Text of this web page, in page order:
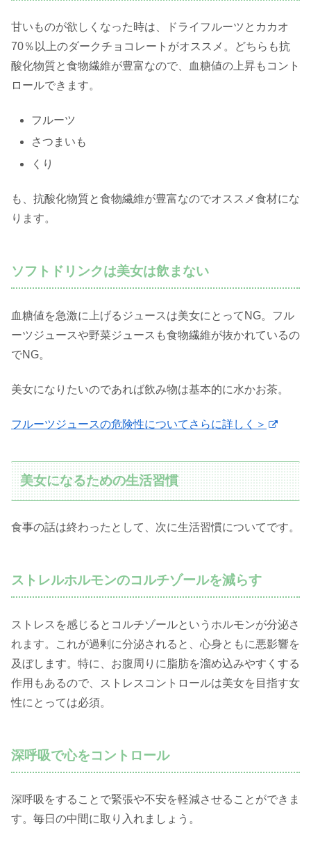
甘いものが欲しくなった時は、ドライフルーツとカカオ
70％以上のダークチョコレートがオススメ。どちらも抗
酸化物質と食物繊維が豊富なので、血糖値の上昇もコント
ロールできます。
フルーツ
さつまいも
くり
も、抗酸化物質と食物繊維が豊富なのでオススメ食材にな
ります。
ソフトドリンクは美女は飲まない
血糖値を急激に上げるジュースは美女にとってNG。フル
ーツジュースや野菜ジュースも食物繊維が抜かれているの
でNG。
美女になりたいのであれば飲み物は基本的に水かお茶。
フルーツジュースの危険性についてさらに詳しく＞
美女になるための生活習慣
食事の話は終わったとして、次に生活習慣についてです。
ストレルホルモンのコルチゾールを減らす
ストレスを感じるとコルチゾールというホルモンが分泌さ
れます。これが過剰に分泌されると、心身ともに悪影響を
及ぼします。特に、お腹周りに脂肪を溜め込みやすくする
作用もあるので、ストレスコントロールは美女を目指す女
性にとっては必須。
深呼吸で心をコントロール
深呼吸をすることで緊張や不安を軽減させることができま
す。毎日の中間に取り入れましょう。